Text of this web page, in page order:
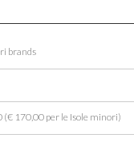
brands
(€ 170,00 per le Isole minori)